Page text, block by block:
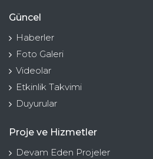
Güncel
Haberler
Foto Galeri
Videolar
Etkinlik Takvimi
Duyurular
Proje ve Hizmetler
Devam Eden Projeler